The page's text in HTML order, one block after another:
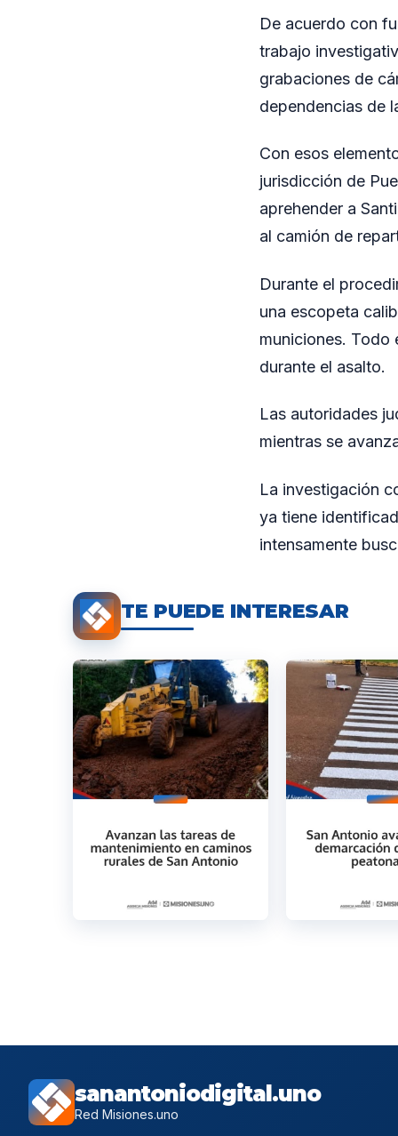
De acuerdo con
trabajo
grabaciones de
dependencias de
Con esos
jurisdicción de
aprehender a
al camión de
Durante el
una escopeta
municiones. Todo
durante el asalto.
Las autoridades
mientras se
La investigación
ya tiene
intensamente
TE PUEDE INTERESAR
sanantoniodigital.uno
Red Misiones.uno